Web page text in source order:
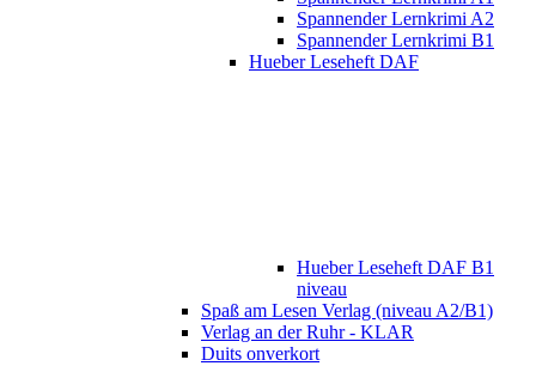
Spannender Lernkrimi A2
Spannender Lernkrimi B1
Hueber Leseheft DAF
Hueber Leseheft DAF B1
niveau
Spaß am Lesen Verlag (niveau A2/B1)
Verlag an der Ruhr - KLAR
Duits onverkort